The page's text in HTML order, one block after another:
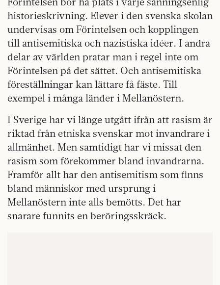
historieskrivning. Elever i den svenska skolan
undervisas om Förintelsen och kopplingen
till antisemitiska och nazistiska idéer. I andra
delar av världen pratar man i regel inte om
Förintelsen på det sättet. Och antisemitiska
föreställningar kan lättare få fäste. Till
exempel i många länder i Mellanöstern.
I Sverige har vi länge utgått ifrån att rasism är
riktad från etniska svenskar mot invandrare i
allmänhet. Men samtidigt har vi missat den
rasism som förekommer bland invandrarna.
Framför allt har den antisemitism som finns
bland människor med ursprung i
Mellanöstern inte alls bemötts. Det har
snarare funnits en beröringsskräck.